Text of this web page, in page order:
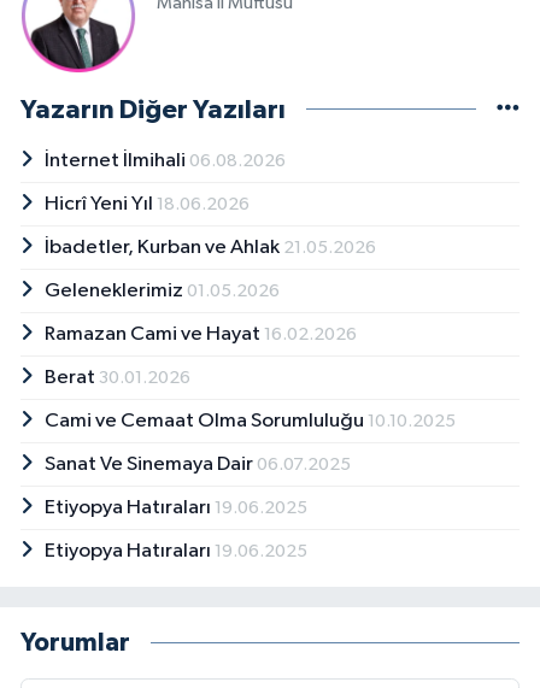
Yazarın Diğer Yazıları
İnternet İlmihali 06.08.2026
Hicrî Yeni Yıl 18.06.2026
İbadetler, Kurban ve Ahlak 21.05.2026
Geleneklerimiz 01.05.2026
Ramazan Cami ve Hayat 16.02.2026
Berat 30.01.2026
Cami ve Cemaat Olma Sorumluluğu 10.10.2025
Sanat Ve Sinemaya Dair 06.07.2025
Etiyopya Hatıraları 19.06.2025
Etiyopya Hatıraları 19.06.2025
Yorumlar
Sivas Müftülüğü
Şanlıurfa Müftülüğü
Tekirdağ Müftülüğü
Tokat Müftülüğü
Tunceli Müftülüğü
Van Müftülüğü
Yalova Müftülüğü